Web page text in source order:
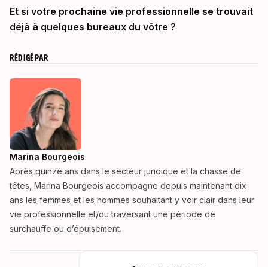
Et si votre prochaine vie professionnelle se trouvait
déjà à quelques bureaux du vôtre ?
RÉDIGÉ PAR
Marina Bourgeois
Après quinze ans dans le secteur juridique et la chasse de
têtes, Marina Bourgeois accompagne depuis maintenant dix
ans les femmes et les hommes souhaitant y voir clair dans leur
vie professionnelle et/ou traversant une période de
surchauffe ou d’épuisement.